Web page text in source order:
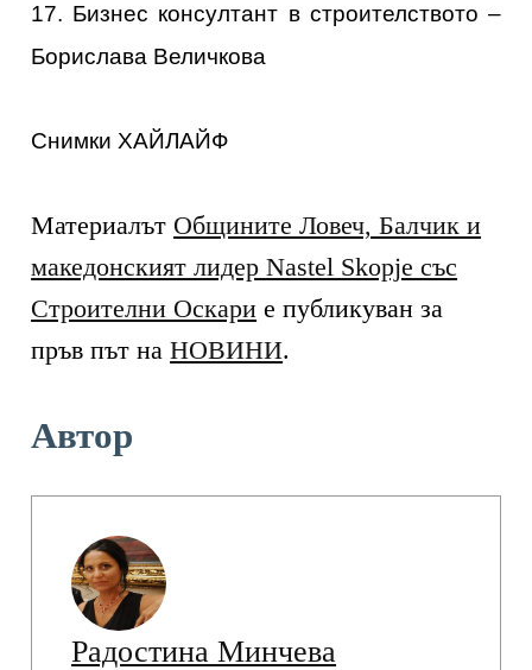
17. Бизнес консултант в строителството –
Борислава Величкова
Снимки ХАЙЛАЙФ
Материалът Общините Ловеч, Балчик и
македонският лидер Nastel Skopje със
Строителни Оскари е публикуван за
пръв път наНОВИНИ.
Автор
Радостина Минчева